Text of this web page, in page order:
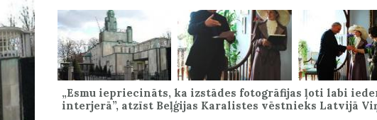
„Esmu iepriecināts, ka izstādes fotogrāfijas ļoti labi
interjerā”, atzīst Beļģijas Karalistes vēstnieks Latvijā